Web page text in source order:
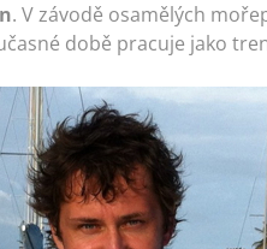
. V závodě osamělých
době pracuje jako